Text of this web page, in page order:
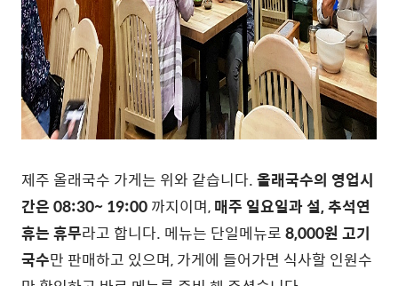
제주 올래국수 가게는 위와 같습니다.올래국수의 영업시
간은 08:30~ 19:00까지이며,매주 일요일과 설, 추석연
휴는 휴무라고 합니다. 메뉴는 단일메뉴로8,000원 고기
국수만 판매하고 있으며, 가게에 들어가면 식사할 인원수